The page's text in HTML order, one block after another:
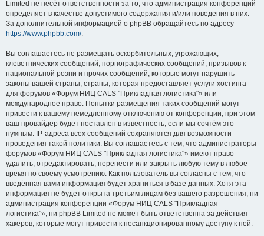
Limited не несёт ответственности за то, что администрация конференций
определяет в качестве допустимого содержания и/или поведения в них.
За дополнительной информацией о phpBB обращайтесь по адресу
https://www.phpbb.com/.
Вы соглашаетесь не размещать оскорбительных, угрожающих,
клеветнических сообщений, порнографических сообщений, призывов к
национальной розни и прочих сообщений, которые могут нарушить
законы вашей страны, страны, которая предоставляет услуги хостинга
для форумов «Форум НИЦ CALS "Прикладная логистика"» или
международное право. Попытки размещения таких сообщений могут
привести к вашему немедленному отключению от конференции, при этом
ваш провайдер будет поставлен в известность, если мы сочтём это
нужным. IP-адреса всех сообщений сохраняются для возможности
проведения такой политики. Вы соглашаетесь с тем, что администраторы
форумов «Форум НИЦ CALS "Прикладная логистика"» имеют право
удалить, отредактировать, перенести или закрыть любую тему в любое
время по своему усмотрению. Как пользователь вы согласны с тем, что
введённая вами информация будет храниться в базе данных. Хотя эта
информация не будет открыта третьим лицам без вашего разрешения, ни
администрация конференции «Форум НИЦ CALS "Прикладная
логистика"», ни phpBB Limited не может быть ответственна за действия
хакеров, которые могут привести к несанкционированному доступу к ней.